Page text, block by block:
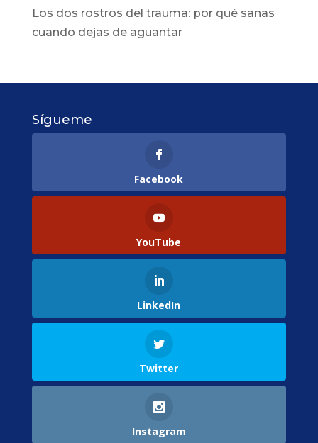
Los dos rostros del trauma: por qué sanas
cuando dejas de aguantar
Sígueme
Facebook
YouTube
LinkedIn
Twitter
Instagram